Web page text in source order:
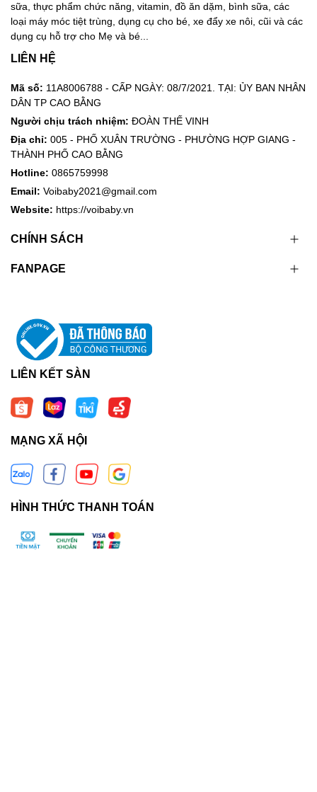
sữa, thực phẩm chức năng, vitamin, đồ ăn dặm, bình sữa, các
loại máy móc tiệt trùng, dụng cụ cho bé, xe đẩy xe nôi, cũi và các
dụng cụ hỗ trợ cho Mẹ và bé...
LIÊN HỆ
Mã số: 11A8006788 - CẤP NGÀY: 08/7/2021. TẠI: ỦY BAN NHÂN
DÂN TP CAO BẰNG
Người chịu trách nhiệm: ĐOÀN THẾ VINH
Địa chỉ: 005 - PHỐ XUÂN TRƯỜNG - PHƯỜNG HỢP GIANG -
THÀNH PHỐ CAO BẰNG
Hotline: 0865759998
Email: Voibaby2021@gmail.com
Website: https://voibaby.vn
CHÍNH SÁCH
FANPAGE
LIÊN KẾT SÀN
MẠNG XÃ HỘI
HÌNH THỨC THANH TOÁN